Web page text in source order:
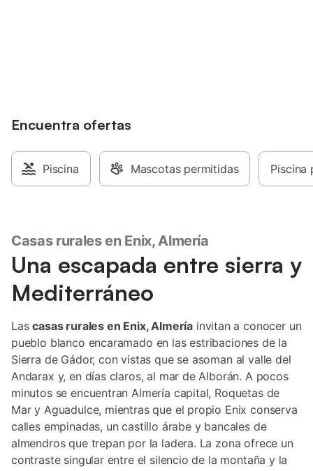
Encuentra ofertas
Piscina Mascotas permitidas Piscina
Casas rurales en Enix, Almería
Una escapada entre sierra y
Mediterráneo
Lascasas rurales en Enix, Almería invitan a conocer un
pueblo blanco encaramado en las estribaciones de la
Sierra de Gádor, con vistas que se asoman al valle del
Andarax y, en días claros, al mar de Alborán. A pocos
minutos se encuentran Almería capital, Roquetas de
Mar y Aguadulce, mientras que el propio Enix conserva
calles empinadas, un castillo árabe y bancales de
almendros que trepan por la ladera. La zona ofrece un
contraste singular entre el silencio de la montaña y la